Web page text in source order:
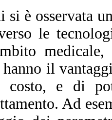
è osservata
le
il
e di
Ad